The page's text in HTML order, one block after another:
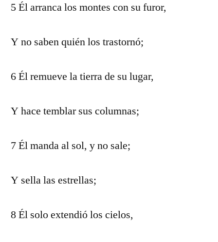
5 Él arranca los montes con su furor,
Y no saben quién los trastornó;
6 Él remueve la tierra de su lugar,
Y hace temblar sus columnas;
7 Él manda al sol, y no sale;
Y sella las estrellas;
8 Él solo extendió los cielos,